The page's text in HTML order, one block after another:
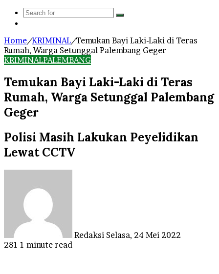
Search
Home/KRIMINAL/Temukan Bayi Laki-Laki di Teras
Rumah, Warga Setunggal Palembang Geger
KRIMINALPALEMBANG
Temukan Bayi Laki-Laki di Teras
Rumah, Warga Setunggal Palembang
Geger
Polisi Masih Lakukan Peyelidikan
Lewat CCTV
Redaksi Selasa, 24 Mei 2022
281 1 minute read